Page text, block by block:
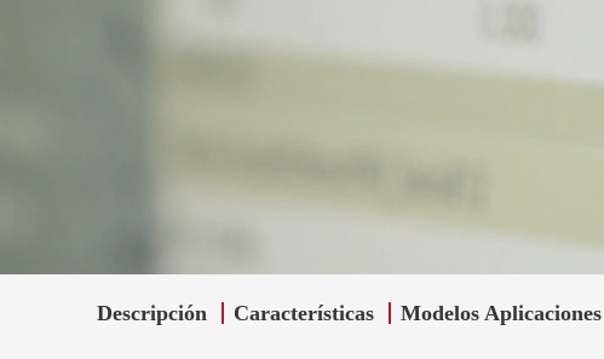
Descripción Características Modelos Aplicaciones